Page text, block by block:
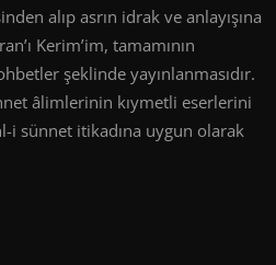
alıp asrın idrak ve anlayışına
Kerim’im, tamamının
şeklinde yayınlanmasıdır.
âlimlerinin kıymetli eserlerini
i sünnet itikadına uygun olarak